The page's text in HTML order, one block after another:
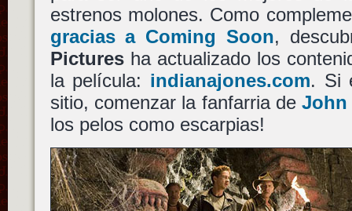
estrenos molones. Como
gracias a Coming Soon,
Picturesha actualizado los
la película: indianajones.com. Si
sitio, comenzar la fanfarria deJohn
los pelos como escarpias!